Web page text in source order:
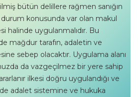
bütün delillere rağmen sanığın
konusunda var olan makul
halinde uygulanmalıdır. Bu
mağdur tarafın, adaletin ve
sebep olacaktır. Uygulama alanı
da vazgeçilmez bir yere sahip
ilkesi doğru uygulandığı ve
adalet sistemine ve hukuka